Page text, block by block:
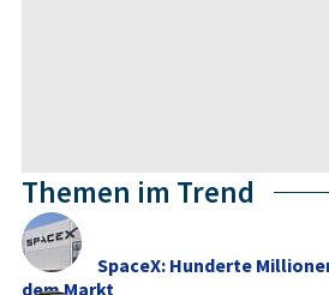
Themen im Trend
SpaceX: Hunderte
dem Markt